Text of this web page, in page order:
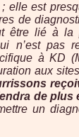
est
de
être lié à la
n’est pas
à KD
aux
de plus
un